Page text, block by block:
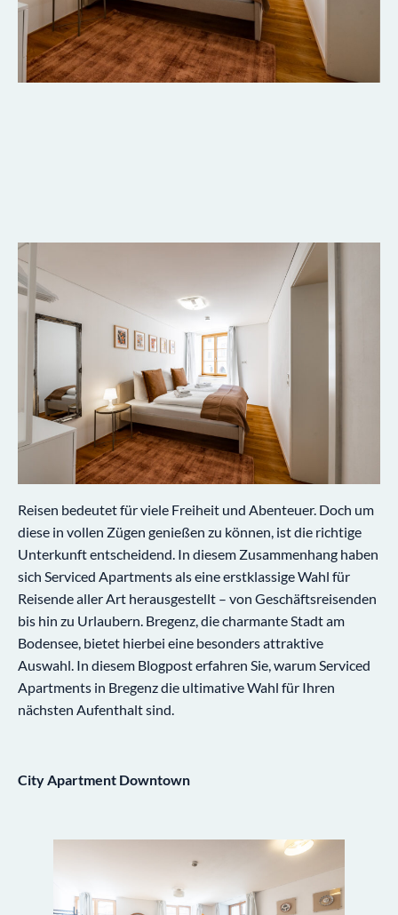
Reisen bedeutet für viele Freiheit und Abenteuer. Doch um
diese in vollen Zügen genießen zu können, ist die richtige
Unterkunft entscheidend. In diesem Zusammenhang haben
sich Serviced Apartments als eine erstklassige Wahl für
Reisende aller Art herausgestellt – von Geschäftsreisenden
bis hin zu Urlaubern. Bregenz, die charmante Stadt am
Bodensee, bietet hierbei eine besonders attraktive
Auswahl. In diesem Blogpost erfahren Sie, warum Serviced
Apartments in Bregenz die ultimative Wahl für Ihren
nächsten Aufenthalt sind.
City Apartment Downtown